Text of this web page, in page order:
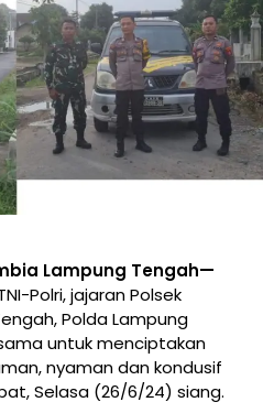
Lampung Tengah—
Polri, jajaran Polsek
Polda Lampung
untuk menciptakan
nyaman dan kondusif
Selasa (26/6/24) siang.